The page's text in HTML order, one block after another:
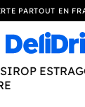
PARTOUT EN